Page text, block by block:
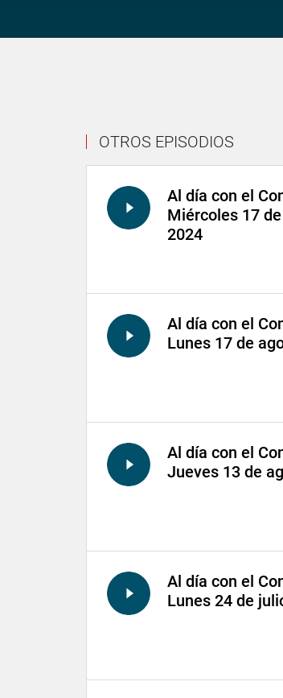
OTROS EPISODIOS
Al día con el
Miércoles 17
2024
Al día con el
Lunes 17 de
Al día con el
Jueves 13 de
Al día con el
Lunes 24 de